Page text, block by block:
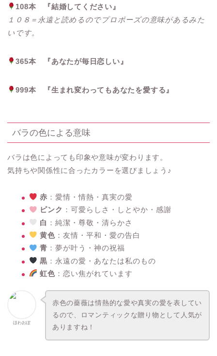
108本 『結婚してください』
１０８＝永遠と読めるのでプロポーズの意味があるみた
いです。
365本 『あなたが毎日恋しい』
999本 『生まれ変わってもあなたを愛する』
バラの色による意味
バラは色によっても印象や意味が変わります。
気持ちや関係性に合ったカラーを選びましょう♪
赤 ：愛情・情熱・真実の愛
ピンク ：可愛らしさ・しとやか・感謝
白 ：純潔・尊敬・清らかさ
黄色 ：友情・平和・愛の告白
青 ：夢が叶う・神の祝福
黒 ：永遠の愛・あなたは私のもの
虹色 ：恋い焦がれています
ほわおぽ
赤色の薔薇は情熱的な愛や真実の愛を表してい
るので、ロマンティックな贈り物として人気が
ありますね！